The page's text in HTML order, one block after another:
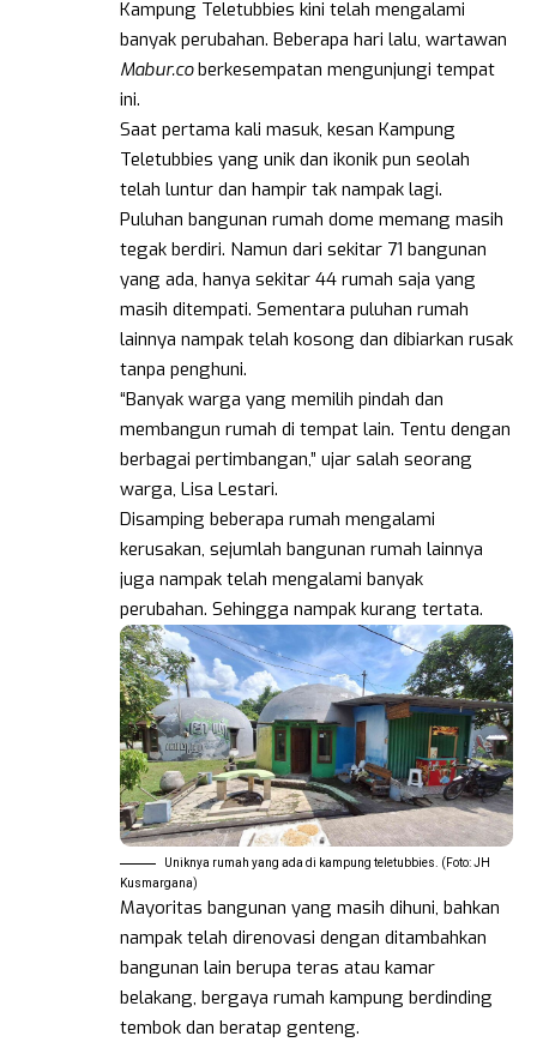
Kampung Teletubbies kini telah mengalami
banyak perubahan. Beberapa hari lalu, wartawan
Mabur.coberkesempatan mengunjungi tempat
ini.
Saat pertama kali masuk, kesan Kampung
Teletubbies yang unik dan ikonik pun seolah
telah luntur dan hampir tak nampak lagi.
Puluhan bangunan rumah dome memang masih
tegak berdiri. Namun dari sekitar 71 bangunan
yang ada, hanya sekitar 44 rumah saja yang
masih ditempati. Sementara puluhan rumah
lainnya nampak telah kosong dan dibiarkan rusak
tanpa penghuni.
“Banyak warga yang memilih pindah dan
membangun rumah di tempat lain. Tentu dengan
berbagai pertimbangan,” ujar salah seorang
warga, Lisa Lestari.
Disamping beberapa rumah mengalami
kerusakan, sejumlah bangunan rumah lainnya
juga nampak telah mengalami banyak
perubahan. Sehingga nampak kurang tertata.
Uniknya rumah yang ada di kampung teletubbies. (Foto: JH
Kusmargana)
Mayoritas bangunan yang masih dihuni, bahkan
nampak telah direnovasi dengan ditambahkan
bangunan lain berupa teras atau kamar
belakang, bergaya rumah kampung berdinding
tembok dan beratap genteng.